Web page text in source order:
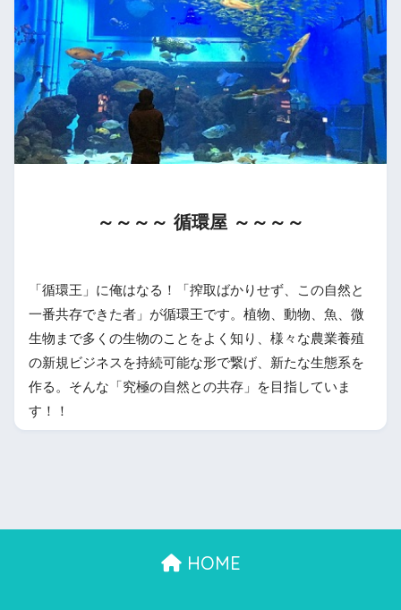
～～～～ 循環屋 ～～～～
「循環王」に俺はなる！「搾取ばかりせず、この自然と
一番共存できた者」が循環王です。植物、動物、魚、微
生物まで多くの生物のことをよく知り、様々な農業養殖
の新規ビジネスを持続可能な形で繋げ、新たな生態系を
作る。そんな「究極の自然との共存」を目指していま
す！！
HOME